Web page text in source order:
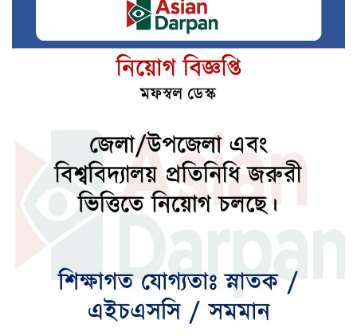
গভীর সমুদ্রবন্দর মাতারবাড়ি পরিদর্শনে প্রধানমন্ত্রী
জেনে নিন আপনার আজকের রাশিফল
জেনে নিন আজকের নামাজের সময়সূচি
দেশের উন্নয়নে কাজ করতে ইউএনওদের প্রধানমন্ত্রীর
ধ্বংসস্তূপ থেকে দেশকে রক্ষা করতে কাজ করছে বিএনপি :
মির্জা ফখরুল